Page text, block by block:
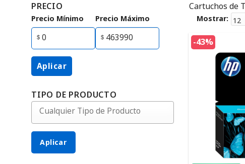
PRECIO
Precio Mínimo Precio Máximo
Aplicar
TIPO DE PRODUCTO
Aplicar
Cartuchos de
Mostrar:
-43%